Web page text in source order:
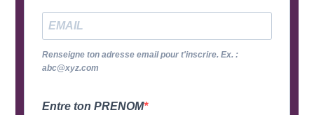
Renseigne ton adresse email pour t'inscrire. Ex. :
abc@xyz.com
Entre ton PRENOM